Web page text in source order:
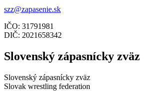
szz@zapasenie.sk
IČO: 31791981
DIČ: 2021658342
Slovenský zápasnícky zväz
Slovenský zápasnícky zväz
Slovak wrestling federation